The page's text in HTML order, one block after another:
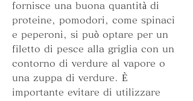
fornisce una buona quantità di
proteine, pomodori, come spinaci
e peperoni, si può optare per un
filetto di pesce alla griglia con un
contorno di verdure al vapore o
una zuppa di verdure. È
importante evitare di utilizzare